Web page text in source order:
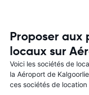
Proposer aux
locaux sur
Voici les sociétés de
la Aéroport de
ces sociétés de